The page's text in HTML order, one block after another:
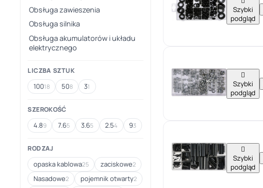
Obsługa zawieszenia
Obsługa silnika
Obsługa akumulatorów i układu
elektrycznego
LICZBA SZTUK
10018 508 31
SZEROKOŚĆ
4.89 7.65 3.65 2.54 93
RODZAJ
opaska kablowa25 zaciskowe2
Nasadowe2 pojemnik otwarty2
Szybki
podgląd

Szybki
podgląd

Szybki
podgląd